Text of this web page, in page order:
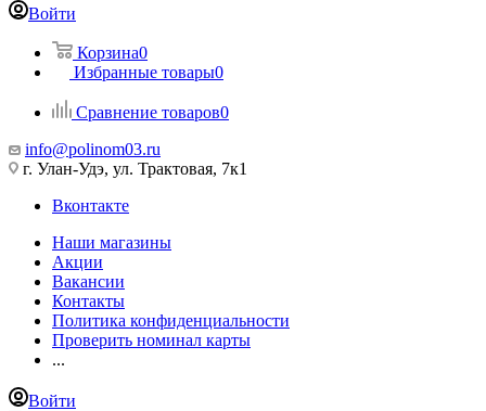
Войти
Корзина0
Избранные товары0
Сравнение товаров0
info@polinom03.ru
г. Улан-Удэ, ул. Трактовая, 7к1
Вконтакте
Наши магазины
Акции
Вакансии
Контакты
Политика конфиденциальности
Проверить номинал карты
...
Войти